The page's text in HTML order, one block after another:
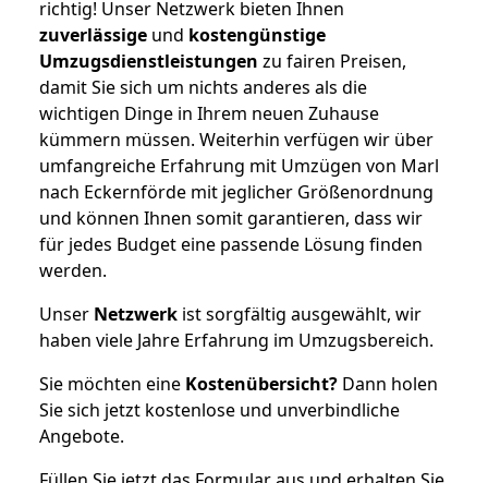
richtig! Unser Netzwerk bieten Ihnen
zuverlässige und kostengünstige
Umzugsdienstleistungen zu fairen Preisen,
damit Sie sich um nichts anderes als die
wichtigen Dinge in Ihrem neuen Zuhause
kümmern müssen. Weiterhin verfügen wir über
umfangreiche Erfahrung mit Umzügen von Marl
nach Eckernförde mit jeglicher Größenordnung
und können Ihnen somit garantieren, dass wir
für jedes Budget eine passende Lösung finden
werden.
Unser Netzwerk ist sorgfältig ausgewählt, wir
haben viele Jahre Erfahrung im Umzugsbereich.
Sie möchten eine Kostenübersicht? Dann holen
Sie sich jetzt kostenlose und unverbindliche
Angebote.